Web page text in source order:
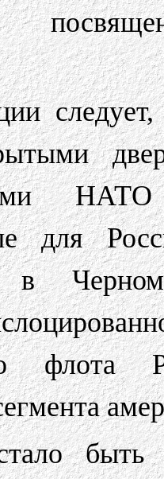
для
в
флота
быть